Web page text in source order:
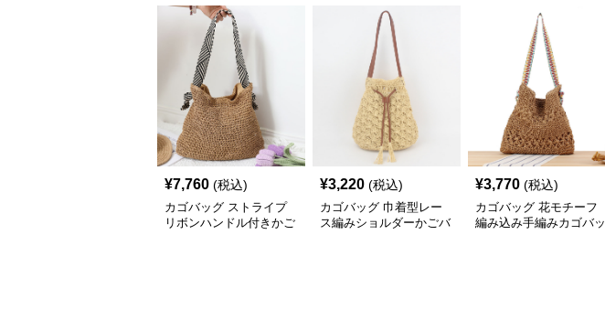
¥7,760 (税込)
カゴバッグ ストライプ
リボンハンドル付きかご
¥3,220 (税込)
カゴバッグ 巾着型レー
ス編みショルダーかごバ
¥3,770 (税込)
カゴバッグ 花モチーフ
編み込み手編みカゴバッ